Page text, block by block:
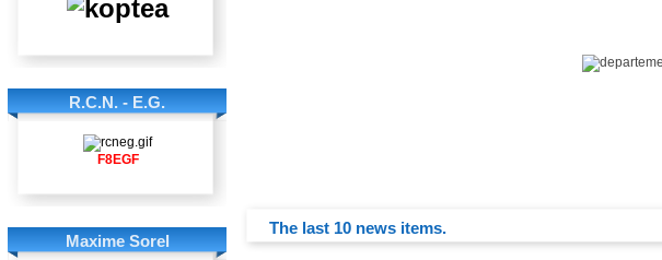
R.C.N. - E.G.
F8EGF
Maxime Sorel
The last 10 news items.